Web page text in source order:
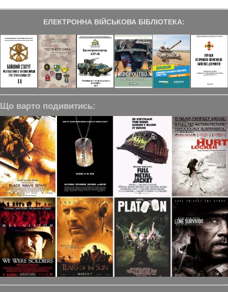
ЕЛЕКТРОННА ВІЙСЬКОВА БІБЛІОТЕКА:
Що варто подивитись: